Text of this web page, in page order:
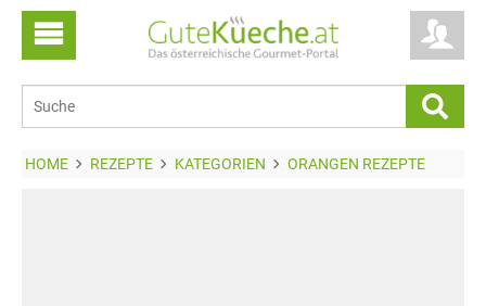
HOME REZEPTE KATEGORIEN ORANGEN REZEPTE